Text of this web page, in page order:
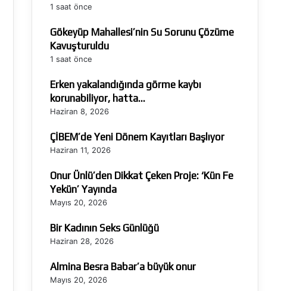
1 saat önce
Gökeyüp Mahallesi’nin Su Sorunu Çözüme
Kavuşturuldu
1 saat önce
Erken yakalandığında görme kaybı
korunabiliyor, hatta…
Haziran 8, 2026
ÇİBEM’de Yeni Dönem Kayıtları Başlıyor
Haziran 11, 2026
Onur Ünlü’den Dikkat Çeken Proje: ‘Kün Fe
Yekün’ Yayında
Mayıs 20, 2026
Bir Kadının Seks Günlüğü
Haziran 28, 2026
Almina Besra Babar’a büyük onur
Mayıs 20, 2026